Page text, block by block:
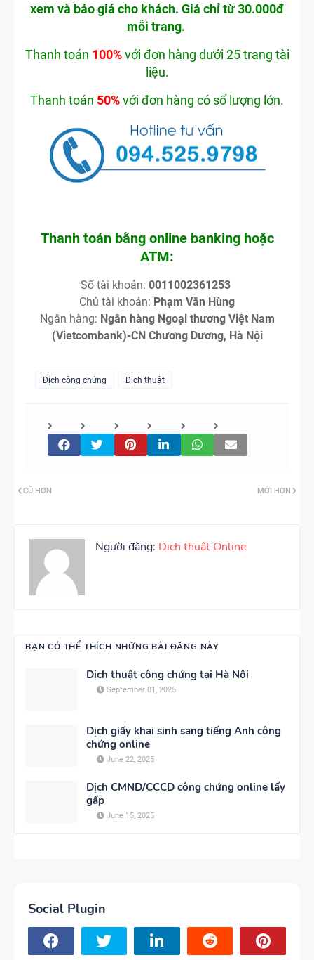
xem và báo giá cho khách. Giá chỉ từ 30.000đ
mỗi trang.
Thanh toán 100% với đơn hàng dưới 25 trang tài
liệu.
Thanh toán 50%với đơn hàng có số lượng lớn.
Thanh toán bằng online banking hoặc
ATM:
Số tài khoản: 0011002361253
Chủ tài khoản: Phạm Văn Hùng
Ngân hàng: Ngân hàng Ngoại thương Việt Nam
(Vietcombank)-CN Chương Dương, Hà Nội
Dịch công chứng Dịch thuật
MỚI HƠN
CŨ HƠN
Người đăng: Dịch thuật Online
BẠN CÓ THỂ THÍCH NHỮNG BÀI ĐĂNG NÀY
Dịch thuật công chứng tại Hà Nội
September 01, 2025
Dịch giấy khai sinh sang tiếng Anh công
chứng online
June 22, 2025
Dịch CMND/CCCD công chứng online lấy
gấp
June 15, 2025
Social Plugin